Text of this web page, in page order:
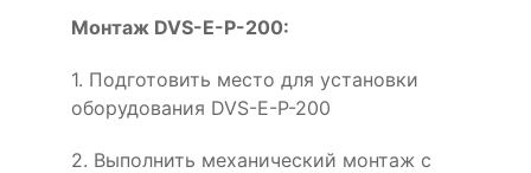
Монтаж DVS-E-P-200:
1. Подготовить место для установки
оборудования DVS-E-P-200
2. Выполнить механический монтаж с